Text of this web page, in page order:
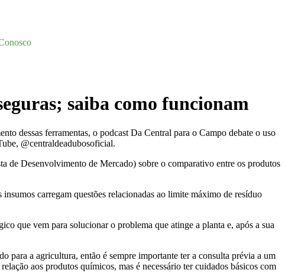
saiba como funcionam
dessas ferramentas, o podcast Da Central para o Campo debate o uso
@centraldeadubosoficial.
de Desenvolvimento de Mercado) sobre o comparativo entre os produtos
carregam questões relacionadas ao limite máximo de resíduo
que vem para solucionar o problema que atinge a planta e, após a sua
para a agricultura, então é sempre importante ter a consulta prévia a um
aos produtos químicos, mas é necessário ter cuidados básicos com